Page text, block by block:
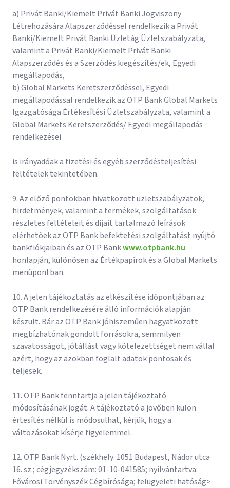
a) Privát Banki/Kiemelt Privát Banki Jogviszony
Létrehozására Alapszerződéssel rendelkezik a Privát
Banki/Kiemelt Privát Banki Üzletág Üzletszabályzata,
valamint a Privát Banki/Kiemelt Privát Banki
Alapszerződés és a Szerződés kiegészítés/ek, Egyedi
megállapodás,
b) Global Markets Keretszerződéssel, Egyedi
megállapodással rendelkezik az OTP Bank Global Markets
Igazgatósága Értékesítési Üzletszabályzata, valamint a
Global Markets Keretszerződés/ Egyedi megállapodás
rendelkezései
is irányadóak a fizetési és egyéb szerződésteljesítési
feltételek tekintetében.
9. Az előző pontokban hivatkozott üzletszabályzatok,
hirdetmények, valamint a termékek, szolgáltatások
részletes feltételeit és díjait tartalmazó leírások
elérhetőek az OTP Bank befektetési szolgáltatást nyújtó
bankfiókjaiban és az OTP Bankwww.otpbank.hu
honlapján, különösen az Értékpapírok és a Global Markets
menüpontban.
10. A jelen tájékoztatás az elkészítése időpontjában az
OTP Bank rendelkezésére álló információk alapján
készült. Bár az OTP Bank jóhiszeműen hagyatkozott
megbízhatónak gondolt forrásokra, semmilyen
szavatosságot, jótállást vagy kötelezettséget nem vállal
azért, hogy az azokban foglalt adatok pontosak és
teljesek.
11. OTP Bank fenntartja a jelen tájékoztató
módosításának jogát. A tájékoztató a jövőben külön
értesítés nélkül is módosulhat, kérjük, hogy a
változásokat kísérje figyelemmel.
12. OTP Bank Nyrt. (székhely: 1051 Budapest, Nádor utca
16. sz.; cégjegyzékszám: 01-10-041585; nyilvántartva:
Fővárosi Törvényszék Cégbírósága; felügyeleti hatóság>